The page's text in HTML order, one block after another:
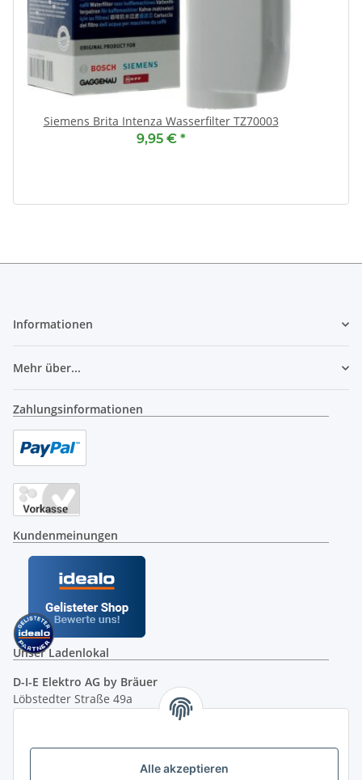
Alle akzeptieren
Siemens Brita Intenza Wasserfilter TZ70003
9,95 € *
Informationen
Mehr über...
Zahlungsinformationen
Kundenmeinungen
Unser Ladenlokal
D-I-E Elektro AG by Bräuer
Löbstedter Straße 49a
( siehe Google-Maps )
Öffnungszeiten:
10.00 - 18.00 Uhr